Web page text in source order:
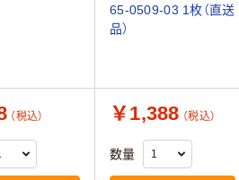
65-0509-03 1枚（直送
品）
（税込） ￥1,388 （税込）
数量